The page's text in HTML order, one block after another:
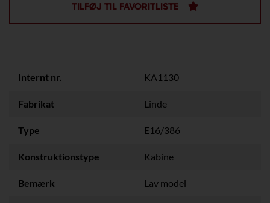
TILFØJ TIL FAVORITLISTE
Internt nr. KA1130
Fabrikat Linde
Type E16/386
Konstruktionstype Kabine
Bemærk Lav model